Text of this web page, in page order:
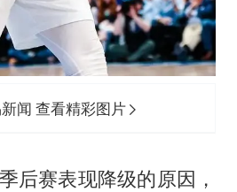
闻 查看精彩图片
后赛表现降级的原因，